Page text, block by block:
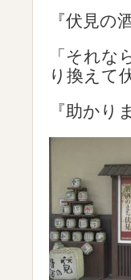
『伏見
「それな
り換えて
『助かり